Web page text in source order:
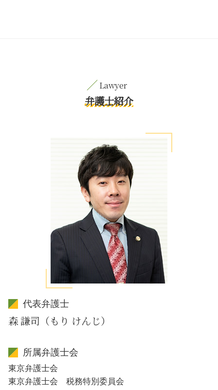
弁護士紹介
代表弁護士
森 謙司（もり けんじ）
所属弁護士会
東京弁護士会
東京弁護士会 税務特別委員会